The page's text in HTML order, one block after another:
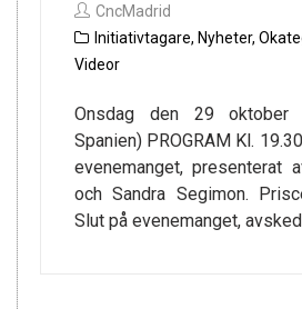
CncMadrid
Initiativtagare, Nyheter,
Videor
Onsdag den 29 oktober
Spanien) PROGRAM Kl.
evenemanget, presenterat
och Sandra Segimon.
Slut på evenemanget,